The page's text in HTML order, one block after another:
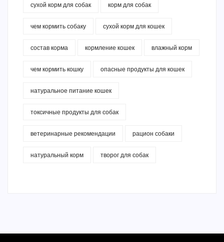
сухой корм для собак корм для собак
чем кормить собаку сухой корм для кошек
состав корма кормление кошек влажный корм
чем кормить кошку опасные продукты для кошек
натуральное питание кошек
токсичные продукты для собак
ветеринарные рекомендации рацион собаки
натуральный корм творог для собак